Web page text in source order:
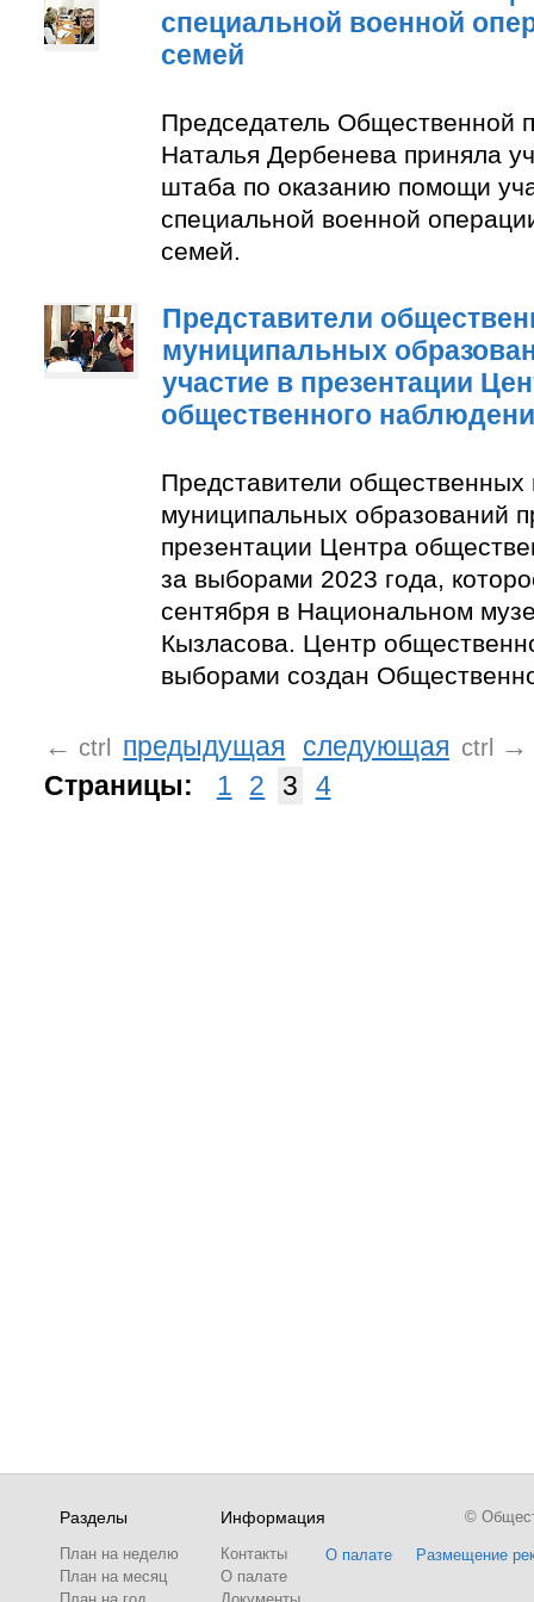
специальной военной
семей
Председатель Общественной
Наталья Дербенева приняла
штаба по оказанию помощи
специальной военной
семей.
Представители
муниципальных
участие в презентации
общественного
Представители общественных
муниципальных образований
презентации Центра
за выборами 2023 года,
сентября в Национальном
Кызласова. Центр
выборами создан
← ctrl предыдущая следующая ctrl
→
Страницы:
1 2 3 4
Разделы
План на неделю
План на месяц
Информация
Контакты
О палате
О палате Размещение
©